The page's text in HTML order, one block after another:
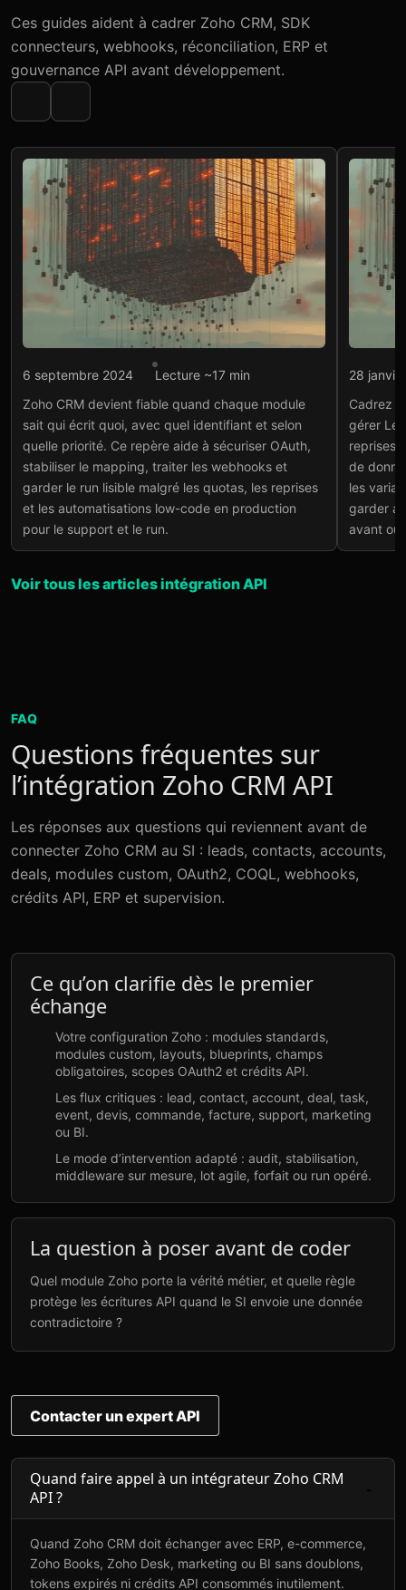
Ces guides aident à cadrer Zoho CRM, SDK
connecteurs, webhooks, réconciliation, ERP et
gouvernance API avant développement.
Intégration API
Intégration API Zoho :
centralisez vos données
marketing et CRM –
Guide 2025
Lire l'article→
6 septembre 2024
Lecture ~17 min
Zoho CRM devient fiable quand chaque module
sait qui écrit quoi, avec quel identifiant et selon
quelle priorité. Ce repère aide à sécuriser OAuth,
stabiliser le mapping, traiter les webhooks et
garder le run lisible malgré les quotas, les reprises
et les automatisations low-code en production
pour le support et le run.
28
Cadrez
gérer
reprises
de
les
garder
avant
Voir tous les articles intégration API
FAQ
Questions fréquentes sur
l’intégration Zoho CRM API
Les réponses aux questions qui reviennent avant de
connecter Zoho CRM au SI : leads, contacts, accounts,
deals, modules custom, OAuth2, COQL, webhooks,
crédits API, ERP et supervision.
Ce qu’on clarifie dès le premier
échange
Votre configuration Zoho : modules standards,
modules custom, layouts, blueprints, champs
obligatoires, scopes OAuth2 et crédits API.
Les flux critiques : lead, contact, account, deal, task,
event, devis, commande, facture, support, marketing
ou BI.
Le mode d’intervention adapté : audit, stabilisation,
middleware sur mesure, lot agile, forfait ou run opéré.
La question à poser avant de coder
Quel module Zoho porte la vérité métier, et quelle règle
protège les écritures API quand le SI envoie une donnée
contradictoire ?
Contacter un expert API
Quand faire appel à un intégrateur Zoho CRM
API ?
Quand Zoho CRM doit échanger avec ERP, e-commerce,
Zoho Books, Zoho Desk, marketing ou BI sans doublons,
tokens expirés ni crédits API consommés inutilement.